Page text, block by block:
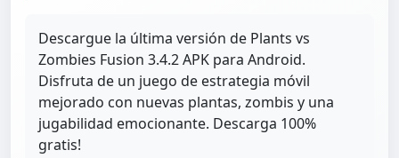
Descargue la última versión de Plants vs
Zombies Fusion 3.4.2 APK para Android.
Disfruta de un juego de estrategia móvil
mejorado con nuevas plantas, zombis y una
jugabilidad emocionante. Descarga 100%
gratis!